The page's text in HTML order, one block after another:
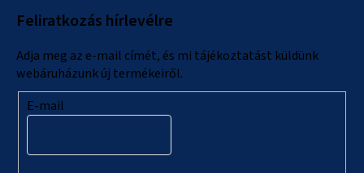
Feliratkozás hírlevélre
Adja meg az e-mail címét, és mi tájékoztatást küldünk
webáruházunk új termékeiről.
E-mail